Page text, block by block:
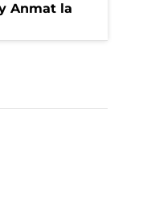
Anmat la